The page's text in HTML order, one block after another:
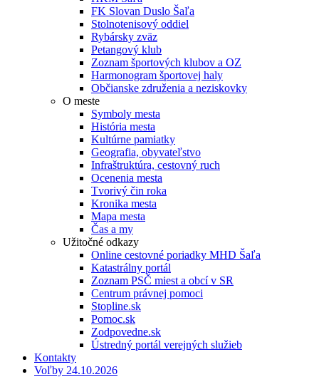
FK Slovan Duslo Šaľa
Stolnotenisový oddiel
Rybársky zväz
Petangový klub
Zoznam športových klubov a OZ
Harmonogram športovej haly
Občianske združenia a neziskovky
O meste
Symboly mesta
História mesta
Kultúrne pamiatky
Geografia, obyvateľstvo
Infraštruktúra, cestovný ruch
Ocenenia mesta
Tvorivý čin roka
Kronika mesta
Mapa mesta
Čas a my
Užitočné odkazy
Online cestovné poriadky MHD Šaľa
Katastrálny portál
Zoznam PSČ miest a obcí v SR
Centrum právnej pomoci
Stopline.sk
Pomoc.sk
Zodpovedne.sk
Ústredný portál verejných služieb
Kontakty
Voľby 24.10.2026